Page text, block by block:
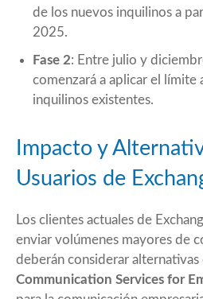
de los nuevos inquilinos a
2025.
Fase 2: Entre julio y
comenzará a aplicar el límite
inquilinos existentes.
Impacto y
Usuarios de
Los clientes actuales de
enviar volúmenes mayores de
deberán considerar alternativas
Communication Services for